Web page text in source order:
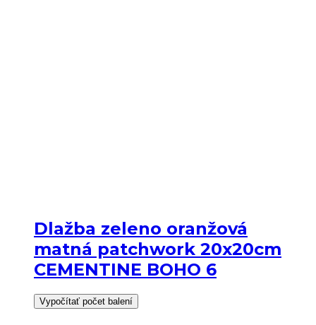
Dlažba zeleno oranžová
matná patchwork 20x20cm
CEMENTINE BOHO 6
Vypočítať počet balení